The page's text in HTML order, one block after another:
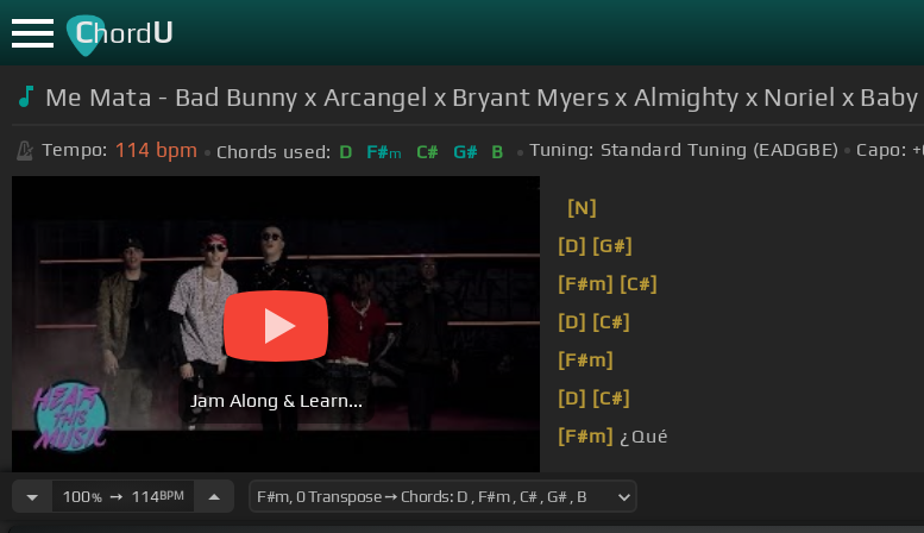
ChordU
Me Mata - Bad Bunny x Arcangel x Bryant Myers x Almighty x Noriel x
Tempo: 114 bpm Chords used: D F#m C# G# B Tuning: Standard Tuning (EADGBE) Capo:
Jam Along & Learn...
[N]
[D] [G#]
[F#m] [C#]
[D] [C#]
[F#m]
[D] [C#]
[F#m] ¿Qué
100%➙ 114BPM